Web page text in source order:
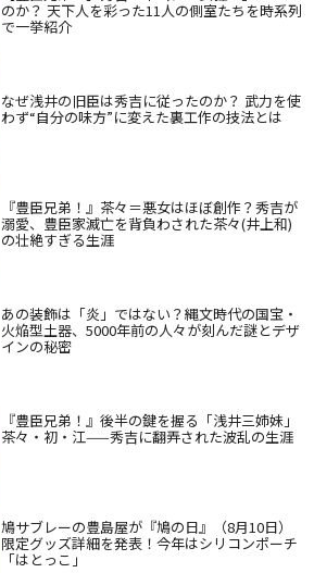
のか？ 天下人を彩った11人の側室たちを時系列
で一挙紹介
なぜ浅井の旧臣は秀吉に従ったのか？ 武力を使
わず“自分の味方”に変えた裏工作の技法とは
『豊臣兄弟！』茶々＝悪女はほぼ創作？秀吉が
溺愛、豊臣家滅亡を背負わされた茶々(井上和)
の壮絶すぎる生涯
あの装飾は「炎」ではない？縄文時代の国宝・
火焔型土器、5000年前の人々が刻んだ謎とデザ
インの秘密
『豊臣兄弟！』後半の鍵を握る「浅井三姉妹」
茶々・初・江——秀吉に翻弄された波乱の生涯
鳩サブレーの豊島屋が『鳩の日』（8月10日）
限定グッズ詳細を発表！今年はシリコンポーチ
「はとっこ」